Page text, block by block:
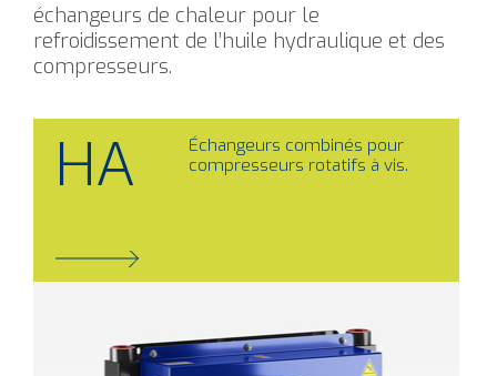
échangeurs de chaleur pour le
refroidissement de l’huile hydraulique et des
compresseurs.
HA
Échangeurs combinés pour
compresseurs rotatifs à vis.